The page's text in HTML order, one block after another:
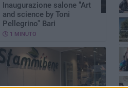
Inaugurazione salone "Art
and science by Toni
Pellegrino" Bari
1 MINUTO